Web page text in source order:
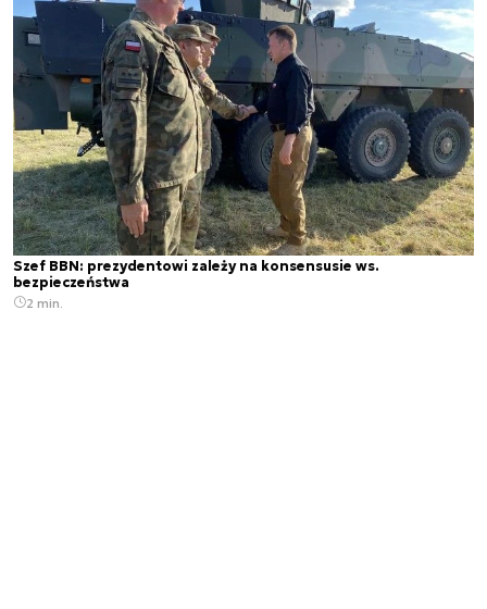
Szef BBN: prezydentowi zależy na konsensusie ws.
bezpieczeństwa
2 min.